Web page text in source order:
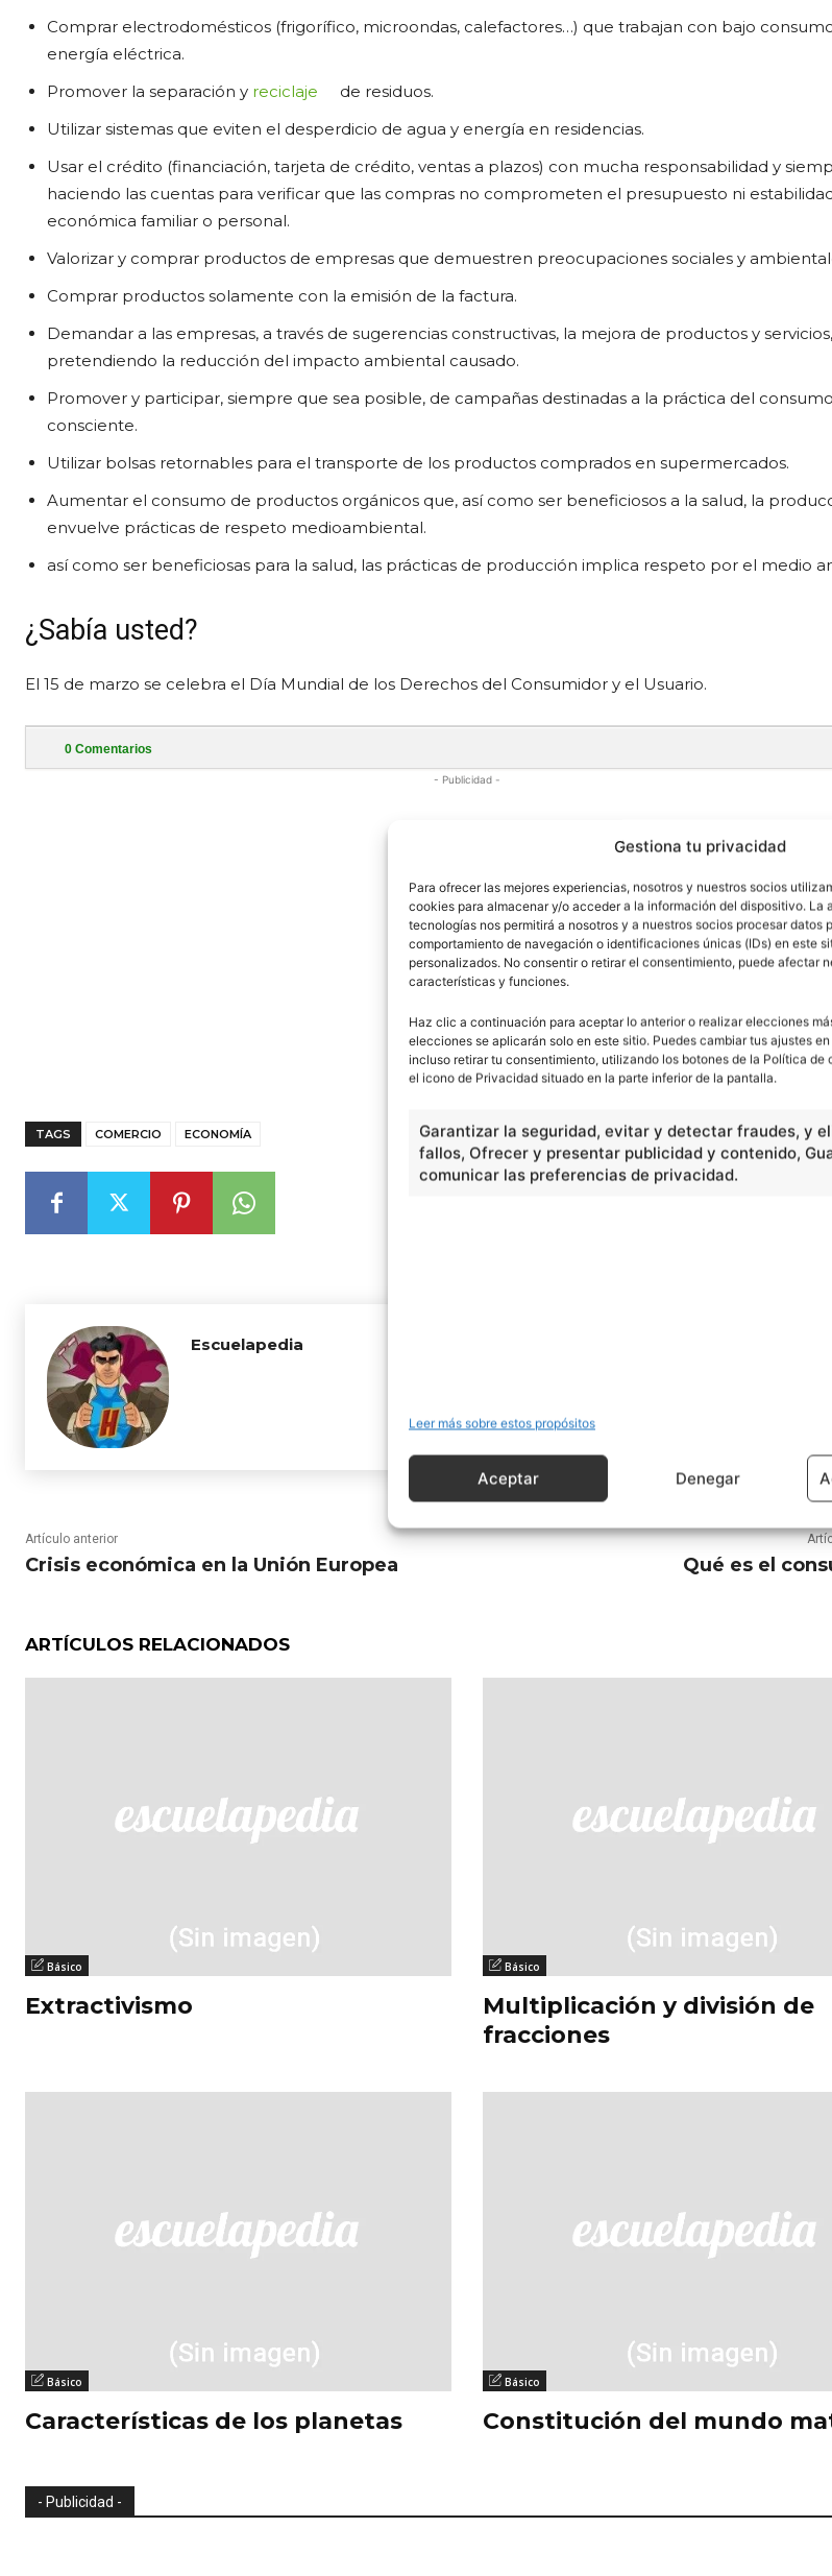
Gestiona tu privacidad
Para ofrecer las mejores experiencias, nosotros y nuestros socios
cookies para almacenar y/o acceder a la información del dispositivo. La
tecnologías nos permitirá a nosotros y a nuestros socios procesar datos
comportamiento de navegación o identificaciones únicas (IDs) en este
personalizados. No consentir o retirar el consentimiento, puede afectar
características y funciones.
Haz clic a continuación para aceptar lo anterior o realizar elecciones
elecciones se aplicarán solo en este sitio. Puedes cambiar tus ajustes
incluso retirar tu consentimiento, utilizando los botones de la Política de
el icono de Privacidad situado en la parte inferior de la pantalla.
Garantizar la seguridad, evitar y detectar fraudes, y
fallos, Ofrecer y presentar publicidad y contenido,
comunicar las preferencias de privacidad.
Leer más sobre estos propósitos
Aceptar Denegar
Comprar electrodomésticos (frigorífico, microondas, calefactores…) que trabajan con bajo
energía eléctrica.
Promover la separación y reciclaje
de residuos.
Utilizar sistemas que eviten el desperdicio de agua y energía en residencias.
Usar el crédito (financiación, tarjeta de crédito, ventas a plazos) con mucha responsabilidad y
haciendo las cuentas para verificar que las compras no comprometen el presupuesto ni
económica familiar o personal.
Valorizar y comprar productos de empresas que demuestren preocupaciones sociales y
Comprar productos solamente con la emisión de la factura.
Demandar a las empresas, a través de sugerencias constructivas, la mejora de productos y servicios,
pretendiendo la reducción del impacto ambiental causado.
Promover y participar, siempre que sea posible, de campañas destinadas a la práctica del consumo
consciente.
Utilizar bolsas retornables para el transporte de los productos comprados en supermercados.
Aumentar el consumo de productos orgánicos que, así como ser beneficiosos a la salud, la
envuelve prácticas de respeto medioambiental.
así como ser beneficiosas para la salud, las prácticas de producción implica respeto por el medio
¿Sabía usted?
El 15 de marzo se celebra el Día Mundial de los Derechos del Consumidor y el Usuario.
0 Comentarios
- Publicidad -
TAGS COMERCIO ECONOMÍA
Escuelapedia
Artículo anterior
Crisis económica en la Unión Europea Qué es el
ARTÍCULOS RELACIONADOS
Básico
Extractivismo
Básico
Multiplicación y división de
fracciones
Básico
Características de los planetas
Básico
Constitución del mundo
- Publicidad -